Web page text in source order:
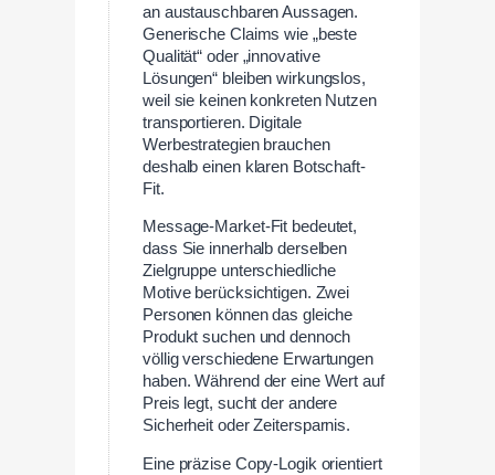
an austauschbaren Aussagen.
Generische Claims wie „beste
Qualität“ oder „innovative
Lösungen“ bleiben wirkungslos,
weil sie keinen konkreten Nutzen
transportieren. Digitale
Werbestrategien brauchen
deshalb einen klaren Botschaft-
Fit.
Message-Market-Fit bedeutet,
dass Sie innerhalb derselben
Zielgruppe unterschiedliche
Motive berücksichtigen. Zwei
Personen können das gleiche
Produkt suchen und dennoch
völlig verschiedene Erwartungen
haben. Während der eine Wert auf
Preis legt, sucht der andere
Sicherheit oder Zeitersparnis.
Eine präzise Copy-Logik orientiert